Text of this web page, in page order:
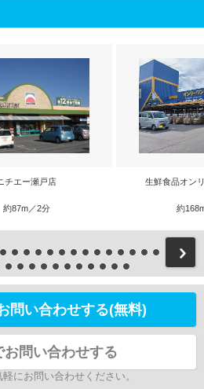
チエー瀬戸店
約87m／2分
生鮮食品オン
約
問い合わせする(無料)
お問い合わせする
にお問い合わせください。